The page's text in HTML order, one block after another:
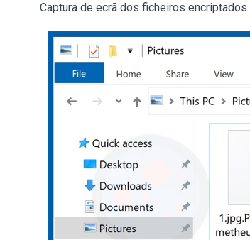
Captura de ecrã dos ficheiros